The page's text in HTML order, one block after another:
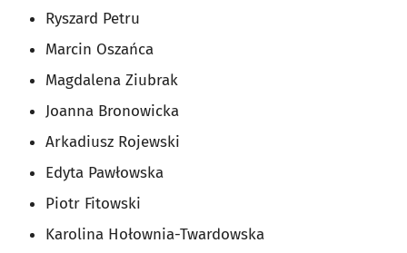
Ryszard Petru
Marcin Oszańca
Magdalena Ziubrak
Joanna Bronowicka
Arkadiusz Rojewski
Edyta Pawłowska
Piotr Fitowski
Karolina Hołownia-Twardowska